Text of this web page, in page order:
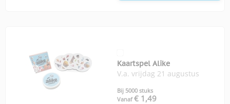
Kaartspel Alike
V.a. vrijdag 21 augustus
Bij 5000 stuks
Vanaf € 1,49